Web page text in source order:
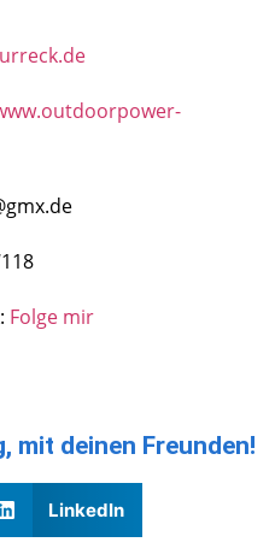
Folge mir
mit deinen Freunden!
LinkedIn